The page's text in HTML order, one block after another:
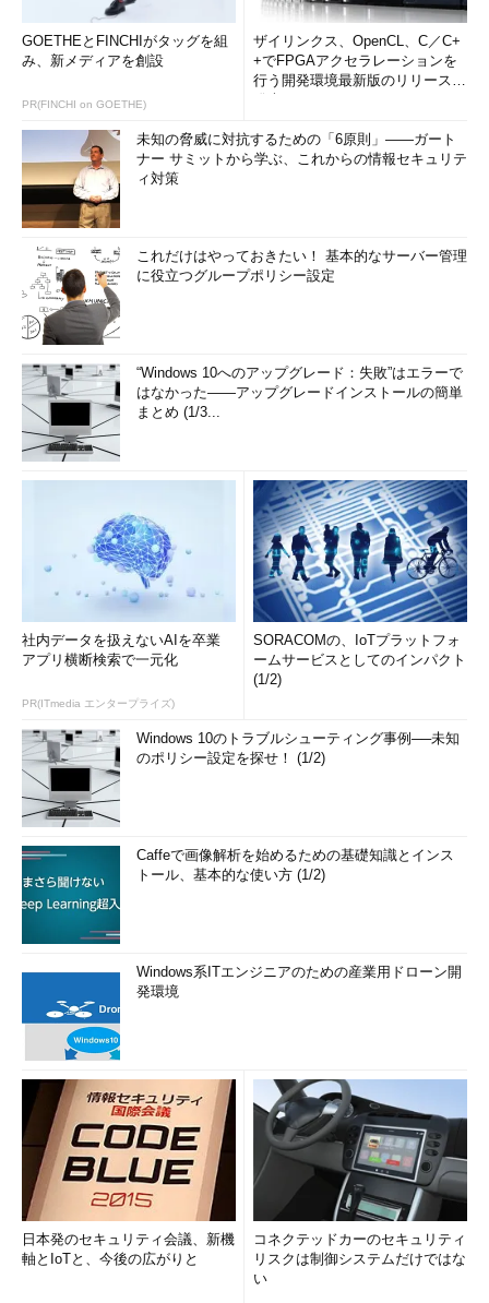
GOETHEとFINCHIがタッグを組
み、新メディアを創設
PR(FINCHI on GOETHE)
ザイリンクス、OpenCL、C／C+
+でFPGAアクセラレーションを
行う開発環境最新版のリリースを
未知の脅威に対抗するための「6原則」――ガート
ナー サミットから学ぶ、これからの情報セキュリテ
ィ対策
これだけはやっておきたい！ 基本的なサーバー管理
に役立つグループポリシー設定
“Windows 10へのアップグレード：失敗”はエラーで
はなかった――アップグレードインストールの簡単
まとめ (1/3...
社内データを扱えないAIを卒業
アプリ横断検索で一元化
PR(ITmedia エンタープライズ)
SORACOMの、IoTプラットフォ
ームサービスとしてのインパクト
(1/2)
Windows 10のトラブルシューティング事例──未知
のポリシー設定を探せ！ (1/2)
Caffeで画像解析を始めるための基礎知識とインス
トール、基本的な使い方 (1/2)
Windows系ITエンジニアのための産業用ドローン開
発環境
日本発のセキュリティ会議、新機
軸とIoTと、今後の広がりと
コネクテッドカーのセキュリティ
リスクは制御システムだけではな
い